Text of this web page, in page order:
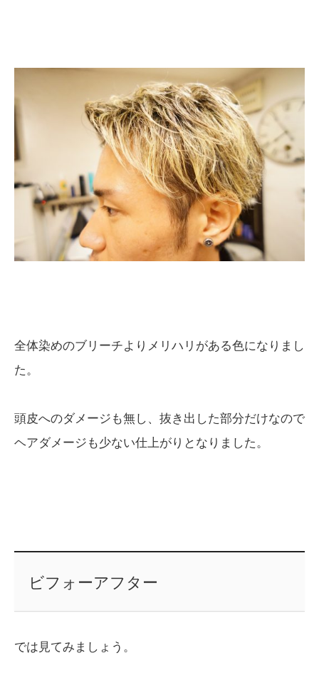
全体染めのブリーチよりメリハリがある色になりまし
た。
頭皮へのダメージも無し、抜き出した部分だけなので
ヘアダメージも少ない仕上がりとなりました。
ビフォーアフター
では見てみましょう。